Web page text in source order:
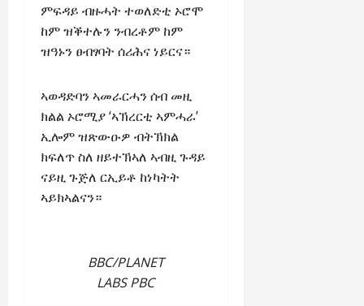
ምፍዳይ ብዙሓት ተወለድቲ ኦሮሞ
ከም ዝቕተሉን ንብረቶም ከም
ዝዓኑን ፀብፃባት ሰሪሕና ነይርና።
ኣወዳድባን ኣመራርሓን ሰብ መዚ
ክልል ኦሮሚያ ‘ኣኽረርቲ ኣምሓራ’
ኢሎም ዝጽውዑዎ ብትኽክል
ክፍለጥ ስለ ዘይተኽኣለ ኣብዚ ጉዳይ
ናይዚ ጉጅለ ርኢይቶ ከነካትት
ኣይክኣልናን።
BBC/PLANET
LABS PBC